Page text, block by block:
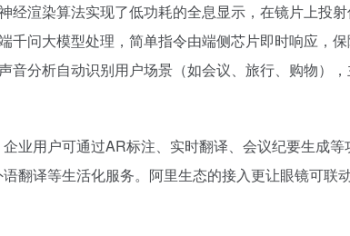
经渲染算法实现了低功耗的全息显示，在镜片上投
千问大模型处理，简单指令由端侧芯片即时响应，
音分析自动识别用户场景（如会议、旅行、购物）
业用户可通过AR标注、实时翻译、会议纪要生成等
翻译等生活化服务。阿里生态的接入更让眼镜可联动